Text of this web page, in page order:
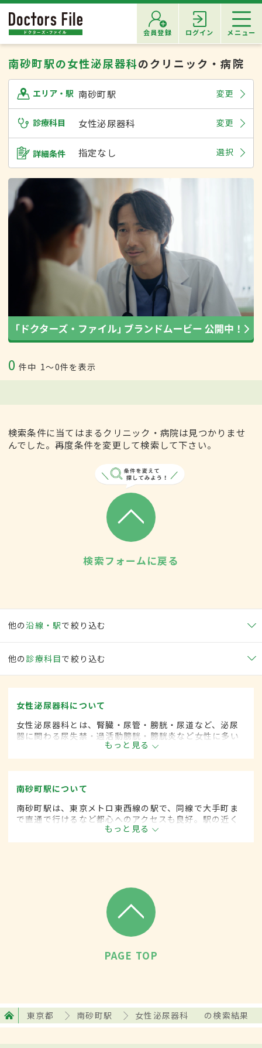
会員登録 ログイン メニュー
南砂町駅の女性泌尿器科のクリニック・病院
エリア・駅 南砂町駅 変更
診療科目 女性泌尿器科 変更
詳細条件 指定なし 選択
0 件中 1〜0件を表示
検索条件に当てはまるクリニック・病院は見つかりませ
んでした。再度条件を変更して検索して下さい。
検索フォームに戻る
他の沿線・駅で絞り込む
他の 診療科目で絞り込む
女性泌尿器科について
女性泌尿器科とは、腎臓・尿管・膀胱・尿道など、泌尿
器に関わる尿失禁・過活動膀胱・膀胱炎など女性に多い
とされる疾患を専門的に取り扱います。
もっと見る
南砂町駅について
南砂町駅は、東京メトロ東西線の駅で、同線で大手町ま
で直通で行けるなど都心へのアクセスも良好。駅の近く
には下町らしい情緒が残る商店街のほか、大型ショッピ
ングセンターや家電量販店などがある。また徒歩圏内に
もっと見る
PAGE TOP
東京都 南砂町駅 女性泌尿器科 の検索結果